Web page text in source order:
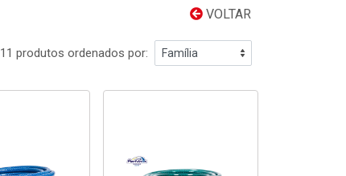
VOLTAR
11 produtos ordenados por: